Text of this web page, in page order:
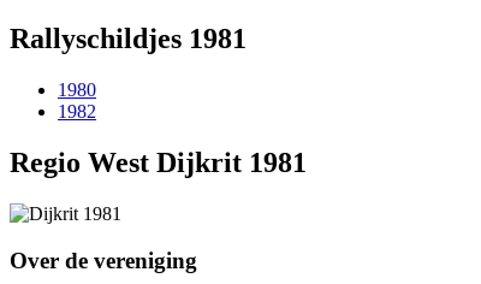
Rallyschildjes 1981
1980
1982
Regio West Dijkrit 1981
Over de vereniging